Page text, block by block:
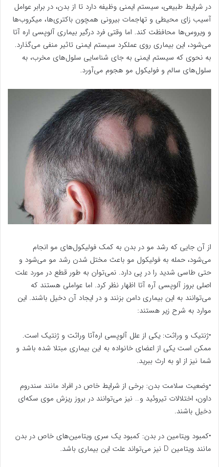
در شرایط طبیعی، سیستم ایمنی وظیفه دارد تا از بدن، در برابر عوامل
آسیب زای محیطی و تهاجمات بیرونی همچون باکتری‌ها، میکروب‌ها
و ویروس‌ها محافظت کند. اما وقتی فرد درگیر بیماری آلوپسی اره آتا
می‌شود، این بیماری روی عملکرد سیستم ایمنی تاثیر منفی می‌گذارد.
به نحوی که سیستم ایمنی به جای شناسایی سلول‌های مخرب، به
سلول‌های سالم و فولیکول مو هجوم می‌آورد.
از آن جایی که رشد مو در بدن به کمک فولیکول‌های مو انجام
می‌شود، حمله به فولیکول مو باعث مختل شدن رشد مو می‌شود و
حتی طاسی شدید را در پی دارد. نمی‌توان به طور قطع در مورد علت
اصلی بروز آلوپسی آره آتا اظهار نظر کرد. اما عواملی هستند که
می‌توانند به این بیماری دامن بزنند و در ایجاد آن دخیل باشند. این
موارد به شرح زیر هستند:
•ژنتیک و وراثت: یکی از علل آلوپسی اره‌آتا وراثت و ژنتیک است.
ممکن است یکی از اعضای خانواده به این بیماری مبتلا شده باشد و
شما نیز از او به ارث ببرید.
•وضعیت سلامت بدن: برخی از شرایط خاص در افراد مانند سندروم
داون، اختلالات تیروئید و… نیز می‌توانند در بروز ریزش موی سکه‌ای
دخیل باشند.
•کمبود ویتامین در بدن: کمبود یک سری ویتامین‌های خاص در بدن
مانند ویتامین D نیز می‌تواند علت این بیماری باشد.